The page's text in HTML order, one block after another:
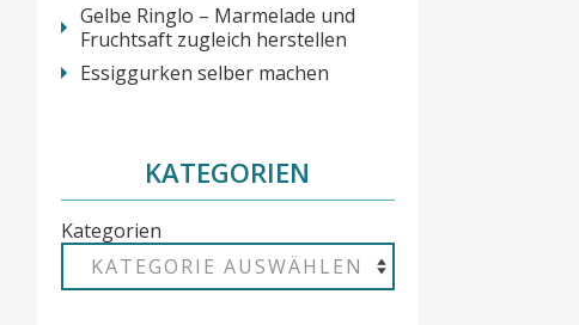
Gelbe Ringlo – Marmelade und
Fruchtsaft zugleich herstellen
Essiggurken selber machen
KATEGORIEN
Kategorien